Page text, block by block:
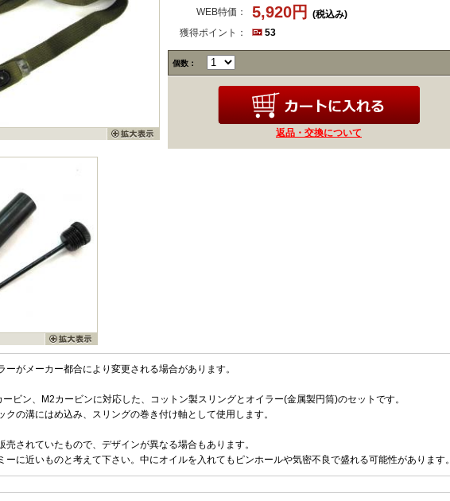
WEB特価：
5,920円
(税込み)
獲得ポイント：
53
個数：
返品・交換について
がメーカー都合により変更される場合があります。
ビン、M2カービンに対応した、コットン製スリングとオイラー(金属製円筒)のセットです。
クの溝にはめ込み、スリングの巻き付け軸として使用します。
されていたもので、デザインが異なる場合もあります。
に近いものと考えて下さい。中にオイルを入れてもピンホールや気密不良で盛れる可能性があります。